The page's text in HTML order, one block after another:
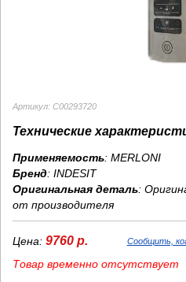
Артикул: C00293720
Технические
Применяемость: MERLONI
Бренд: INDESIT
Оригинальная деталь:
от производителя
Цена: 9760 р. Сообщить,
Товар временно отсутствует